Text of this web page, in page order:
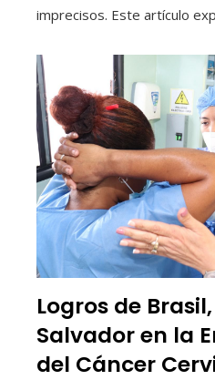
imprecisos. Este artículo
Logros de
Salvador en la
del Cáncer